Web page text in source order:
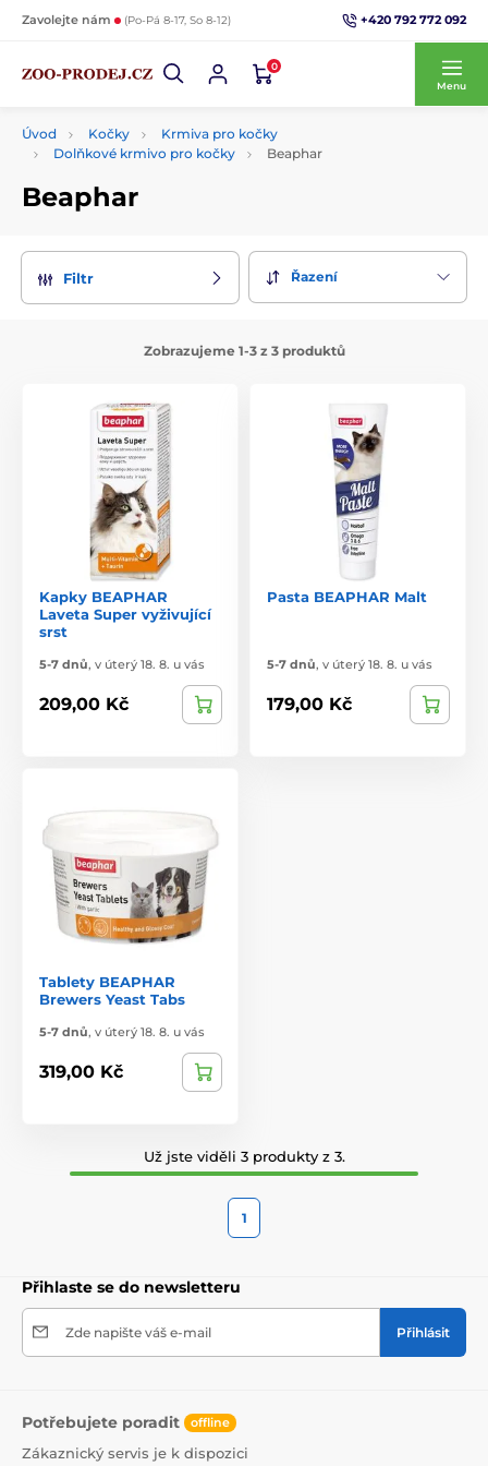
Zavolejte nám (Po-Pá 8-17, So 8-12) +420 792 772 092
0
Menu
Úvod Kočky
Krmiva pro kočky
Dolňkové krmivo pro kočky
Beaphar
Beaphar
Filtr Řazení
Zobrazujeme 1-3 z 3 produktů
Kapky BEAPHAR
Laveta Super vyživující
srst
5-7 dnů, v úterý 18. 8. u vás
209,00 Kč
Pasta BEAPHAR Malt
5-7 dnů, v úterý 18. 8. u vás
179,00 Kč
Tablety BEAPHAR
Brewers Yeast Tabs
5-7 dnů, v úterý 18. 8. u vás
319,00 Kč
Už jste viděli 3 produkty z 3.
1
Přihlaste se do newsletteru
Zde napište váš e-mail Přihlásit
Potřebujete poradit offline
Zákaznický servis je k dispozici